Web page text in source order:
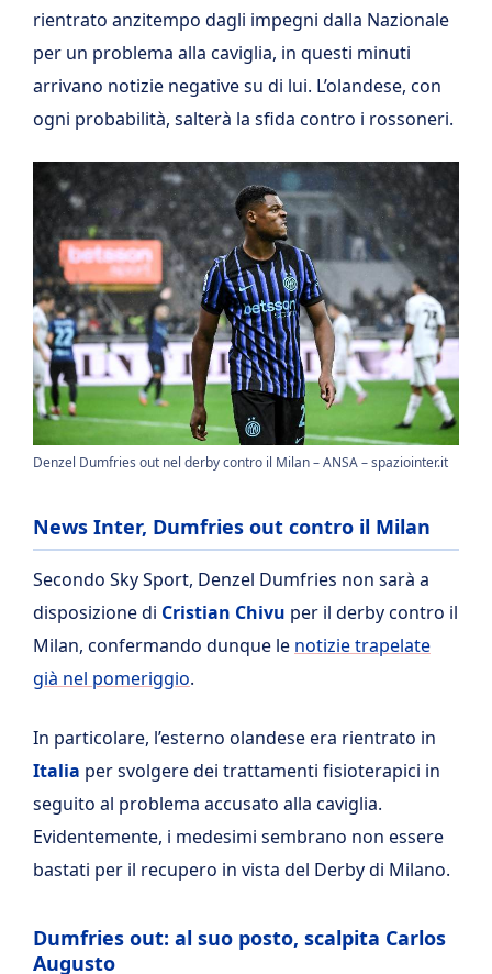
rientrato anzitempo dagli impegni dalla Nazionale
per un problema alla caviglia, in questi minuti
arrivano notizie negative su di lui. L’olandese, con
ogni probabilità, salterà la sfida contro i rossoneri.
Denzel Dumfries out nel derby contro il Milan – ANSA – spaziointer.it
News Inter, Dumfries out contro il Milan
Secondo Sky Sport, Denzel Dumfries non sarà a
disposizione di Cristian Chivu per il derby contro il
Milan, confermando dunque le notizie trapelate
già nel pomeriggio.
In particolare, l’esterno olandese era rientrato in
Italia per svolgere dei trattamenti fisioterapici in
seguito al problema accusato alla caviglia.
Evidentemente, i medesimi sembrano non essere
bastati per il recupero in vista del Derby di Milano.
Dumfries out: al suo posto, scalpita Carlos
Augusto